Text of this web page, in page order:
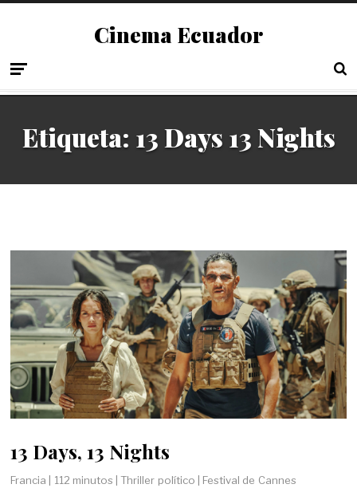
Cinema Ecuador
Etiqueta: 13 Days 13 Nights
13 Days, 13 Nights
Francia | 112 minutos | Thriller político | Festival de Cannes